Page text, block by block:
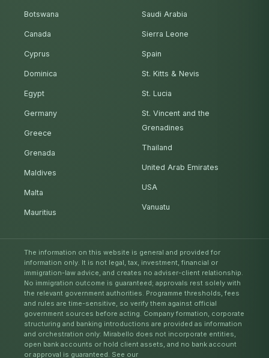
Botswana
Canada
Cyprus
Dominica
Egypt
Germany
Greece
Grenada
Maldives
Malta
Mauritius
Saudi Arabia
Sierra Leone
Spain
St. Kitts & Nevis
St. Lucia
St. Vincent and the
Grenadines
Thailand
United Arab Emirates
USA
Vanuatu
The information on this website is general and provided for
information only. It is not legal, tax, investment, financial or
immigration-law advice, and creates no adviser-client relationship.
No immigration outcome is guaranteed; approvals rest solely with
the relevant government authorities. Programme thresholds, fees
and rules are time-sensitive, so verify them against official
government sources before acting. Company formation, corporate
structuring and banking introductions are provided as information
and orchestration only: Mirabello does not incorporate entities,
open bank accounts or hold client assets, and no bank account
or approval is guaranteed. See our